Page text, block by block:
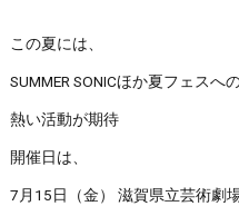
この夏には、
SUMMER SONICほか夏フェスへ
熱い活動が期待
開催日は、
7月15日（金） 滋賀県立芸術劇